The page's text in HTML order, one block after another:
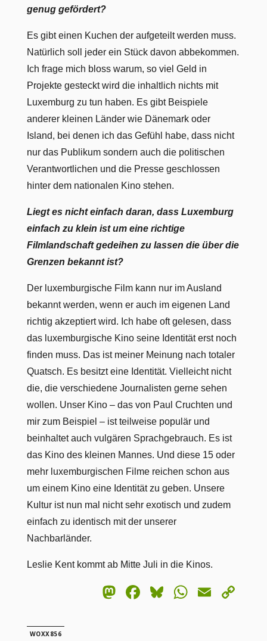
genug gefördert?
Es gibt einen Kuchen der aufgeteilt werden muss.
Natürlich soll jeder ein Stück davon abbekommen.
Ich frage mich bloss warum, so viel Geld in
Projekte gesteckt wird die inhaltlich nichts mit
Luxemburg zu tun haben. Es gibt Beispiele
anderer kleinen Länder wie Dänemark oder
Island, bei denen ich das Gefühl habe, dass nicht
nur das Publikum sondern auch die politischen
Verantwortlichen und die Presse geschlossen
hinter dem nationalen Kino stehen.
Liegt es nicht einfach daran, dass Luxemburg
einfach zu klein ist um eine richtige
Filmlandschaft gedeihen zu lassen die über die
Grenzen bekannt ist?
Der luxemburgische Film kann nur im Ausland
bekannt werden, wenn er auch im eigenen Land
richtig akzeptiert wird. Ich habe oft gelesen, dass
das luxemburgische Kino seine Identität erst noch
finden muss. Das ist meiner Meinung nach totaler
Quatsch. Es besitzt eine Identität. Vielleicht nicht
die, die verschiedene Journalisten gerne sehen
wollen. Unser Kino – das von Paul Cruchten und
mir zum Beispiel – ist teilweise populär und
beinhaltet auch vulgären Sprachgebrauch. Es ist
das Kino des kleinen Mannes. Und diese 15 oder
mehr luxemburgischen Filme reichen schon aus
um einem Kino eine Identität zu geben. Unsere
Kultur ist nun mal nicht sehr exotisch und zudem
einfach zu identisch mit der unserer
Nachbarländer.
Leslie Kent kommt ab Mitte Juli in die Kinos.
Mastodon
Facebook
BlueskyEmail
WOXX856